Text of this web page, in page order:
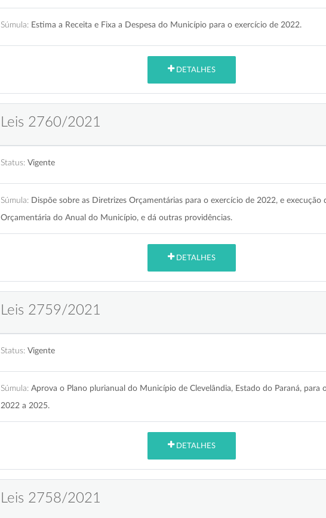
Súmula: Estima a Receita e Fixa a Despesa do Município para o exercício de 2022.
DETALHES
Leis 2760/2021
Status: Vigente
Súmula: Dispõe sobre as Diretrizes Orçamentárias para o exercício de 2022, e execução
Orçamentária do Anual do Município, e dá outras providências.
DETALHES
Leis 2759/2021
Status: Vigente
Súmula: Aprova o Plano plurianual do Município de Clevelândia, Estado do Paraná, para
2022 a 2025.
DETALHES
Leis 2758/2021